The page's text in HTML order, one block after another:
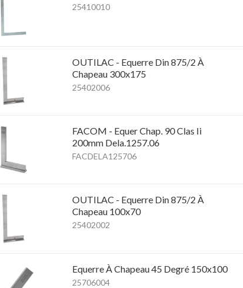
25410010
OUTILAC - Equerre Din 875/2 À
Chapeau 300x175
25402006
FACOM - Equer Chap. 90 Clas Ii
200mm Dela.1257.06
FACDELA125706
OUTILAC - Equerre Din 875/2 À
Chapeau 100x70
25402002
Equerre À Chapeau 45 Degré 150x100
25706004